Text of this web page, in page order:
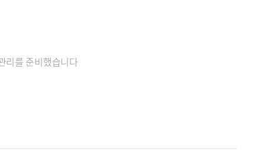
를 준비했습니다